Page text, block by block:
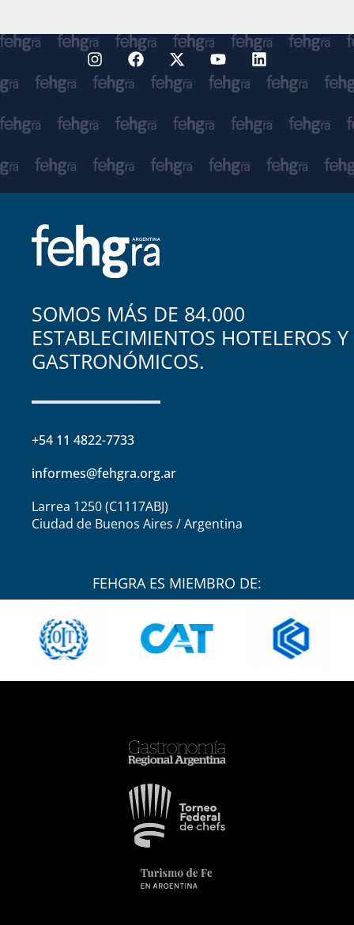
SOMOS MÁS DE 84.000
ESTABLECIMIENTOS HOTELEROS Y
GASTRONÓMICOS.
+54 11 4822-7733
informes@fehgra.org.ar
Larrea 1250 (C1117ABJ)
Ciudad de Buenos Aires / Argentina
FEHGRA ES MIEMBRO DE: